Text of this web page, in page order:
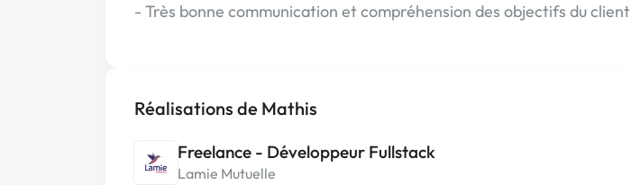
- Très bonne communication et compréhension des objectifs du client
Réalisations de Mathis
Freelance - Développeur Fullstack
Lamie Mutuelle